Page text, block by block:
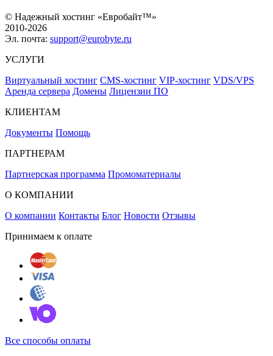
© Надежный хостинг «Евробайт™»
2010-2026
Эл. почта: support@eurobyte.ru
УСЛУГИ
Виртуальный хостинг CMS-хостинг VIP-хостинг VDS/VPS
Аренда сервера Домены Лицензии ПО
КЛИЕНТАМ
Документы Помощь
ПАРТНЕРАМ
Партнерская программа Промоматериалы
О КОМПАНИИ
О компании Контакты Блог Новости Отзывы
Принимаем к оплате
Все способы оплаты